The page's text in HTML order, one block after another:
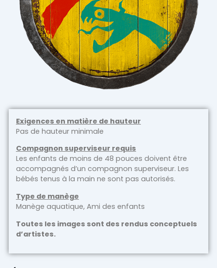
Exigences en matière de hauteur
Pas de hauteur minimale
Compagnon superviseur requis
Les enfants de moins de 48 pouces doivent être
accompagnés d’un compagnon superviseur. Les
bébés tenus à la main ne sont pas autorisés.
Type de manège
Manège aquatique, Ami des enfants
Toutes les images sont des rendus conceptuels
d’artistes.